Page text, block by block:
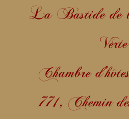
La Bastide de
Verte
Chambre
771, Chemin